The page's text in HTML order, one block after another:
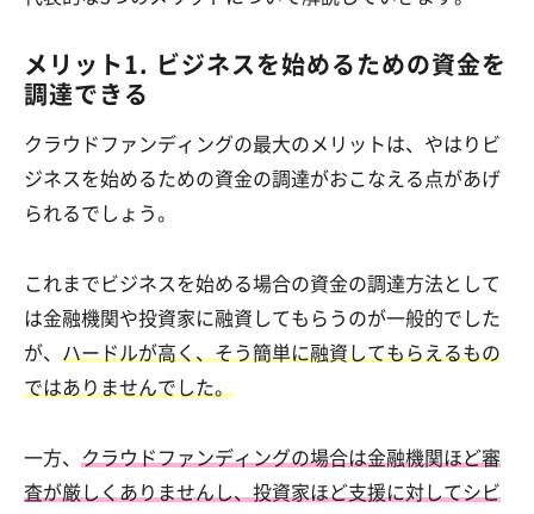
メリット1. ビジネスを始めるための資金を
調達できる
クラウドファンディングの最大のメリットは、やはりビ
ジネスを始めるための資金の調達がおこなえる点があげ
られるでしょう。
これまでビジネスを始める場合の資金の調達方法として
は金融機関や投資家に融資してもらうのが一般的でした
が、
ハードルが高く、そう簡単に融資してもらえるもの
ではありませんでした。
一方、 クラウドファンディングの場合は金融機関ほど審
査が厳しくありませんし、投資家ほど支援に対してシビ